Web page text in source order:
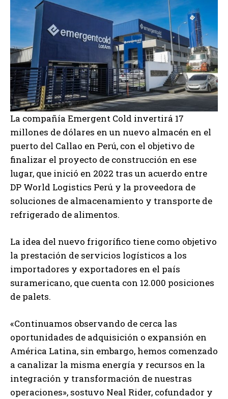
La compañía Emergent Cold invertirá 17
millones de dólares en un nuevo almacén en el
puerto del Callao en Perú, con el objetivo de
finalizar el proyecto de construcción en ese
lugar, que inició en 2022 tras un acuerdo entre
DP World Logistics Perú y la proveedora de
soluciones de almacenamiento y transporte de
refrigerado de alimentos.
La idea del nuevo frigorífico tiene como objetivo
la prestación de servicios logísticos a los
importadores y exportadores en el país
suramericano, que cuenta con 12.000 posiciones
de palets.
«Continuamos observando de cerca las
oportunidades de adquisición o expansión en
América Latina, sin embargo, hemos comenzado
a canalizar la misma energía y recursos en la
integración y transformación de nuestras
operaciones», sostuvo Neal Rider, cofundador y